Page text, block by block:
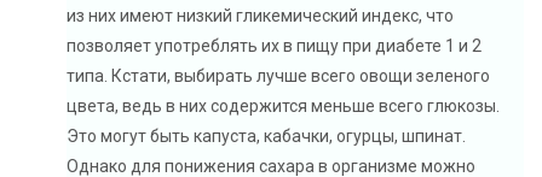
из них имеют низкий гликемический индекс, что
позволяет употреблять их в пищу при диабете 1 и 2
типа. Кстати, выбирать лучше всего овощи зеленого
цвета, ведь в них содержится меньше всего глюкозы.
Это могут быть капуста, кабачки, огурцы, шпинат.
Однако для понижения сахара в организме можно